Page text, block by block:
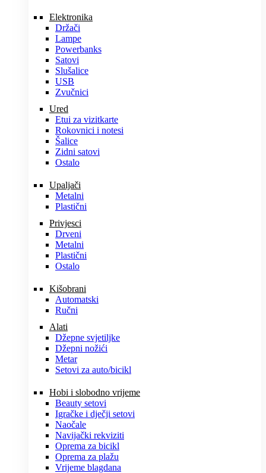
Elektronika
Držači
Lampe
Powerbanks
Satovi
Slušalice
USB
Zvučnici
Ured
Etui za vizitkarte
Rokovnici i notesi
Šalice
Zidni satovi
Ostalo
Upaljači
Metalni
Plastični
Privjesci
Drveni
Metalni
Plastični
Ostalo
Kišobrani
Automatski
Ručni
Alati
Džepne svjetiljke
Džepni nožići
Metar
Setovi za auto/bicikl
Hobi i slobodno vrijeme
Beauty setovi
Igračke i dječji setovi
Naočale
Navijački rekviziti
Oprema za bicikl
Oprema za plažu
Vrijeme blagdana